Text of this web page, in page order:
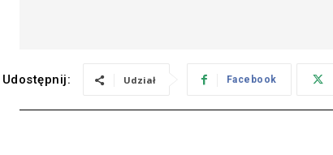
Udostępnij: Udział Facebook